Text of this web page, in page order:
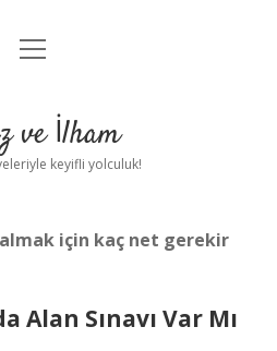
Anasayfa
Uyarı
menüyü
ve İlham
keyifli yolculuk!
almak için kaç net gerekir
Alan Sınavı Var Mı